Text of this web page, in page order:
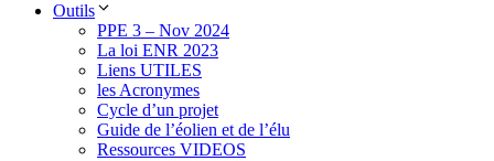
Outils
PPE 3 – Nov 2024
La loi ENR 2023
Liens UTILES
les Acronymes
Cycle d’un projet
Guide de l’éolien et de l’élu
Ressources VIDEOS